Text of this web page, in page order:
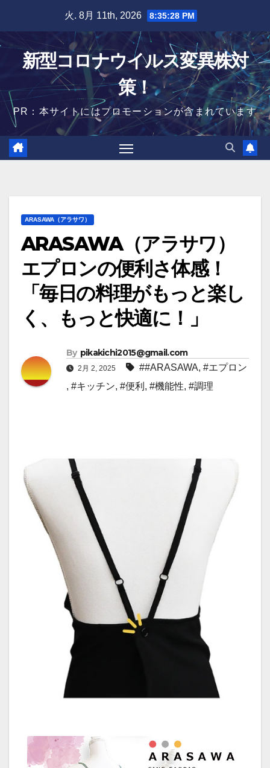
content
火. 8月 11th, 2026 8:35:29 PM
新型コロナウイルス変異株対
策！
PR：本サイトにはプロモーションが含まれています
ARASAWA（アラサワ）
ARASAWA（アラサワ）
エプロンの便利さ体感！
「毎日の料理がもっと楽し
く、もっと快適に！」
By pikakichi2015@gmail.com
2月 2, 2025 ##ARASAWA, #エプロン
, #キッチン, #便利 , #機能性, #調理